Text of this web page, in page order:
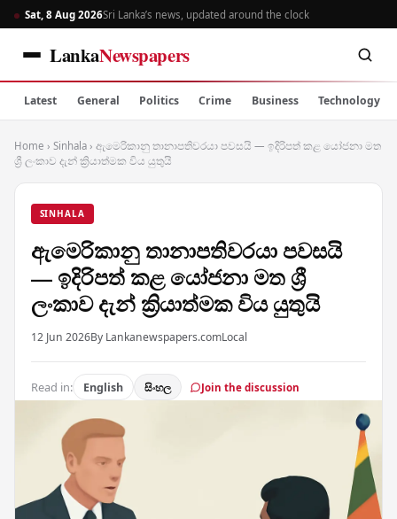
Sat, 8 Aug 2026Sri Lanka’s news, updated around the clock
LankaNewspapers
Latest General Politics Crime Business Technology
Home › Sinhala › ඇමෙරිකානු තානාපතිවරයා පවසයි — ඉදිරිපත් කළ යෝජනා මත
ශ්‍රී ලංකාව දැන් ක්‍රියාත්මක විය යුතුයි
SINHALA
ඇමෙරිකානු තානාපතිවරයා පවසයි
— ඉදිරිපත් කළ යෝජනා මත ශ්‍රී
ලංකාව දැන් ක්‍රියාත්මක විය යුතුයි
12 Jun 2026By Lankanewspapers.comLocal
Read in: English සිංහල Join the discussion